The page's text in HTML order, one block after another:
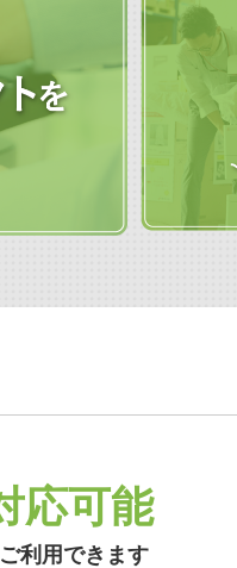
応可能
利用できます